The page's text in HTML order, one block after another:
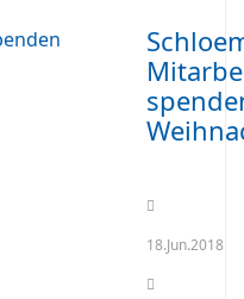
18.Jun.2018